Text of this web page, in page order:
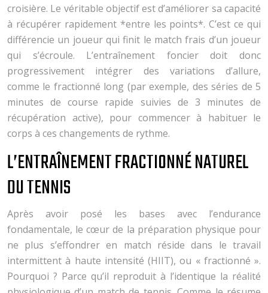
croisière. Le véritable objectif est d’améliorer sa capacité
à récupérer rapidement *entre les points*. C’est ce qui
différencie un joueur qui finit le match frais d’un joueur
qui s’écroule. L’entraînement foncier doit donc
progressivement intégrer des variations d’allure,
comme le fractionné long (par exemple, des séries de 5
minutes de course rapide suivies de 3 minutes de
récupération active), pour commencer à habituer le
corps à ces changements de rythme.
L’ENTRAÎNEMENT FRACTIONNÉ NATUREL
DU TENNIS
Après avoir posé les bases avec l’endurance
fondamentale, le cœur de la préparation physique pour
ne plus s’effondrer en match réside dans le travail
intermittent à haute intensité (HIIT), ou « fractionné ».
Pourquoi ? Parce qu’il reproduit à l’identique la réalité